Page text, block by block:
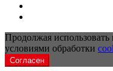
Продолжая использовать
условиями обработки
Согласен